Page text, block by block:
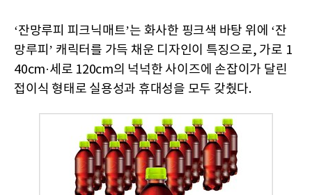
‘잔망루피 피크닉매트’는 화사한 핑크색 바탕 위에 ‘잔
망루피’ 캐릭터를 가득 채운 디자인이 특징으로, 가로 1
40cm·세로 120cm의 넉넉한 사이즈에 손잡이가 달린
접이식 형태로 실용성과 휴대성을 모두 갖췄다.